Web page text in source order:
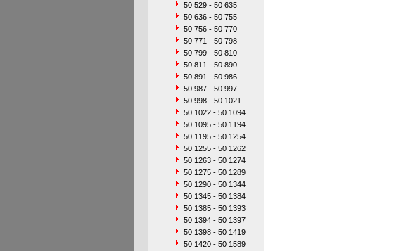
50 529 - 50 635
50 636 - 50 755
50 756 - 50 770
50 771 - 50 798
50 799 - 50 810
50 811 - 50 890
50 891 - 50 986
50 987 - 50 997
50 998 - 50 1021
50 1022 - 50 1094
50 1095 - 50 1194
50 1195 - 50 1254
50 1255 - 50 1262
50 1263 - 50 1274
50 1275 - 50 1289
50 1290 - 50 1344
50 1345 - 50 1384
50 1385 - 50 1393
50 1394 - 50 1397
50 1398 - 50 1419
50 1420 - 50 1589